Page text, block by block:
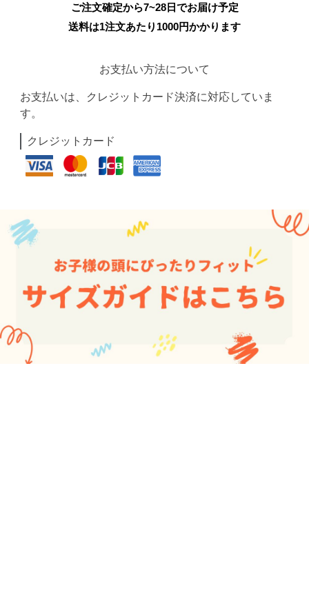
ご注文確定から7~28日でお届け予定
送料は1注文あたり 1000円かかります
お支払い方法について
お支払いは、クレジットカード決済に対応していま
す。
クレジットカード